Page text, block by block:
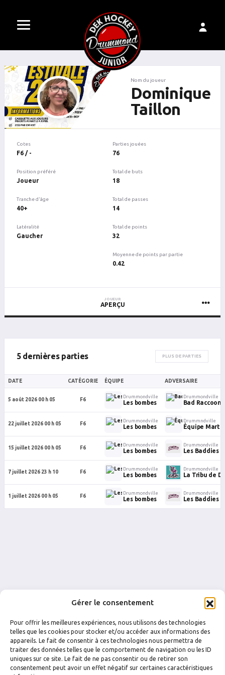
Gérer le consentement
Pour offrir les meilleures expériences, nous utilisons des technologies
telles que les cookies pour stocker et/ou accéder aux informations des
appareils. Le fait de consentir à ces technologies nous permettra de
traiter des données telles que le comportement de navigation ou les ID
uniques sur ce site. Le fait de ne pas consentir ou de retirer son
consentement peut avoir un effet négatif sur certaines caractéristiques
Nom du joueur
Dominique
Taillon
Cotes
F6 / -
Position préféré
Joueur
Tranche d'âge
40+
Latéralité
Gaucher
Parties jouées
76
Total de buts
18
Total de passes
14
Total de points
32
Moyenne de points par partie
0.42
JOUEUR
APERÇU
5 dernières parties PLUS DE PARTIES
DATE CATÉGORIE ÉQUIPE ADVERSAIRE
5 août 2026 00 h 05 F6
Drummondville
Les bombes
Drummondville
Bad Raccoons
22 juillet 2026 00 h 05 F6
Drummondville
Les bombes
Drummndville
Équipe
15 juillet 2026 00 h 05 F6
Drummondville
Les bombes
Drummondville
Les Baddies
7 juillet 2026 23 h 10 F6
Drummondville
Les bombes
Drummondville
La Tribu de
1 juillet 2026 00 h 05 F6
Drummondville
Les bombes
Drummondville
Les Baddies
FACEBOOK INSTAGRAM